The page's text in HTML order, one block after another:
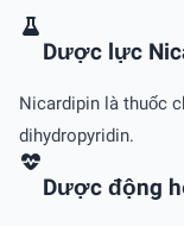
Dược lực
Nicardipin là thuốc
dihydropyridin.
Dược động